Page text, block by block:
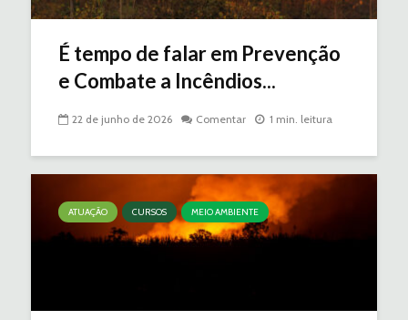
É tempo de falar em Prevenção
e Combate a Incêndios...
22 de junho de 2026 Comentar 1 min. leitura
ATUAÇÃO CURSOS MEIO AMBIENTE